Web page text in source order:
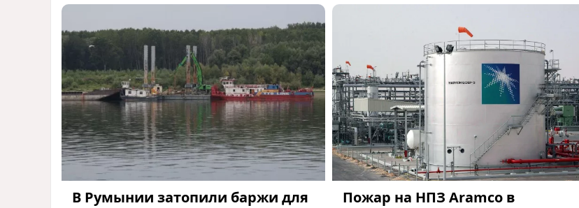
В Румынии затопили баржи для
Пожар на НПЗ Aramco в